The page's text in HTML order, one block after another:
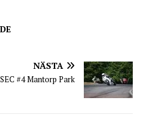
NÄSTA
SEC #4 Mantorp Park